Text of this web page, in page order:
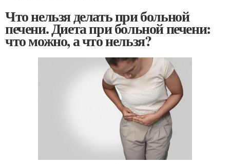
Что нельзя делать при больной
печени. Диета при больной печени:
что можно, а что нельзя?